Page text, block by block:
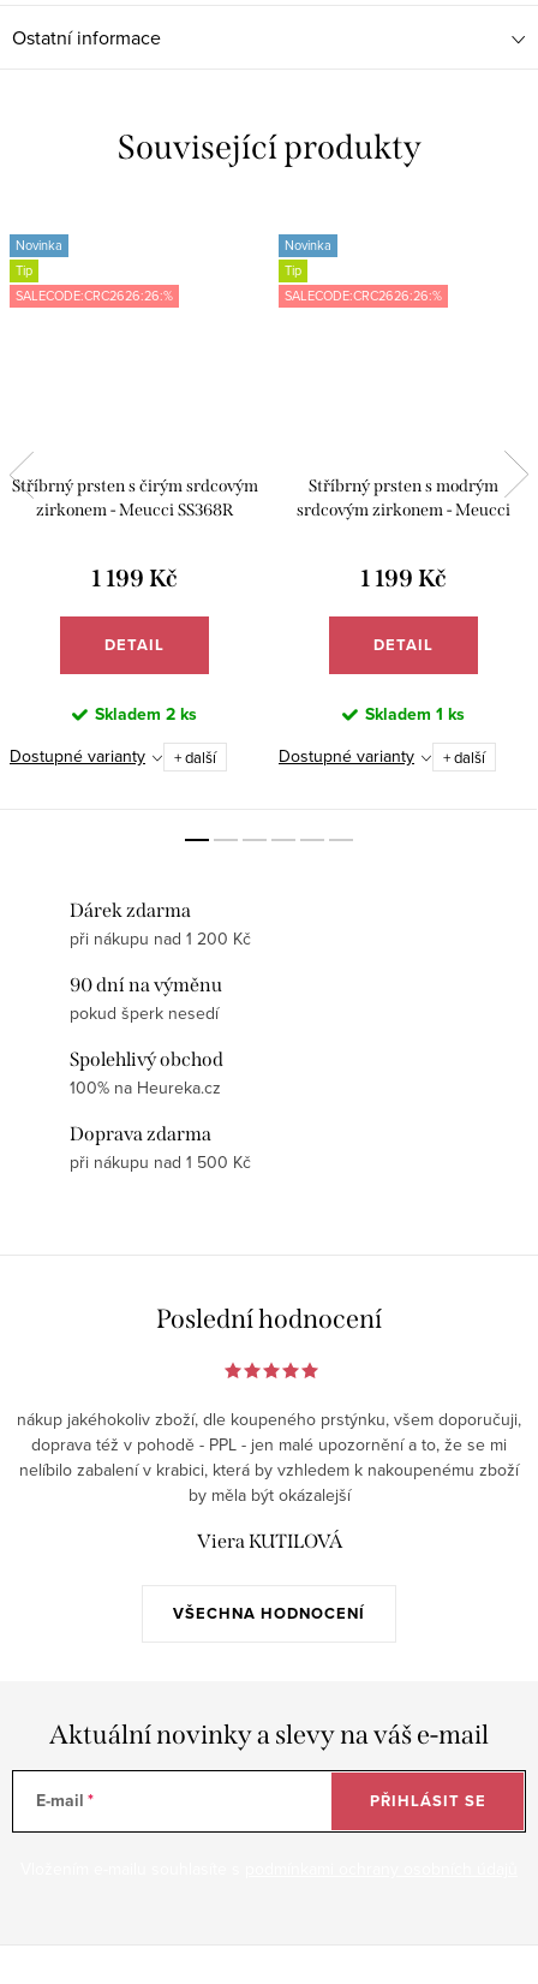
Ostatní informace
Související produkty
Novinka
Tip
SALECODE:CRC2626:26:%
Stříbrný prsten s čirým srdcovým
zirkonem - Meucci SS368R
1 199 Kč
DETAIL
Skladem 2 ks
Dostupné varianty + další
Novinka
Tip
SALECODE:CRC2626:26:%
Stříbrný prsten s modrým
srdcovým zirkonem - Meucci
1 199 Kč
DETAIL
Skladem 1 ks
Dostupné varianty + další
Dárek zdarma
při nákupu nad 1 200 Kč
90 dní na výměnu
pokud šperk nesedí
Spolehlivý obchod
100% na Heureka.cz
Doprava zdarma
při nákupu nad 1 500 Kč
Poslední hodnocení
VŠECHNA HODNOCENÍ
nákup jakéhokoliv zboží, dle koupeného prstýnku, všem doporučuji,
doprava též v pohodě - PPL - jen malé upozornění a to, že se mi
nelíbilo zabalení v krabici, která by vzhledem k nakoupenému zboží
by měla být okázalejší
Viera KUTILOVÁ
Aktuální novinky a slevy na váš e-mail
E-mail PŘIHLÁSIT SE